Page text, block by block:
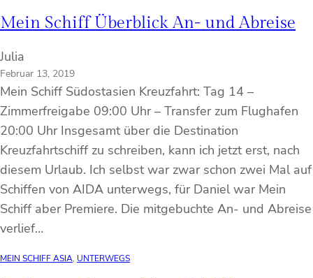
Mein Schiff Überblick An- und Abreise
Julia
Februar 13, 2019
Mein Schiff Südostasien Kreuzfahrt: Tag 14 –
Zimmerfreigabe 09:00 Uhr – Transfer zum Flughafen
20:00 Uhr Insgesamt über die Destination
Kreuzfahrtschiff zu schreiben, kann ich jetzt erst, nach
diesem Urlaub. Ich selbst war zwar schon zwei Mal auf
Schiffen von AIDA unterwegs, für Daniel war Mein
Schiff aber Premiere. Die mitgebuchte An- und Abreise
verlief…
MEIN SCHIFF ASIA, UNTERWEGS